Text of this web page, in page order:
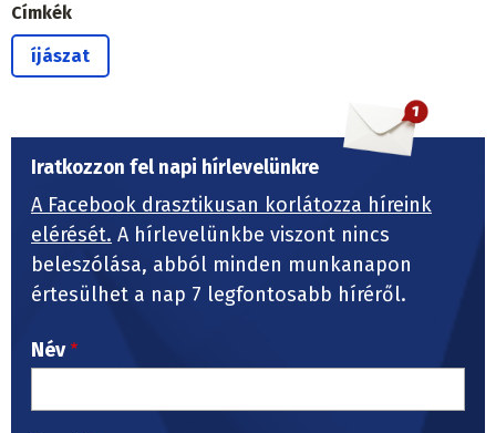
Címkék
íjászat
Iratkozzon fel napi hírlevelünkre
A Facebook drasztikusan korlátozza híreink
elérését. A hírlevelünkbe viszont nincs
beleszólása, abból minden munkanapon
értesülhet a nap 7 legfontosabb híréről.
Név